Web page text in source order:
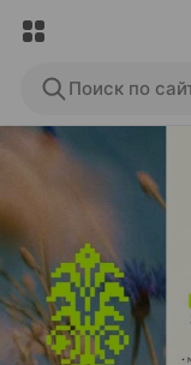
Поиск по